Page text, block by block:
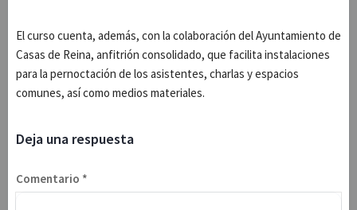
El curso cuenta, además, con la colaboración del Ayuntamiento de
Casas de Reina, anfitrión consolidado, que facilita instalaciones
para la pernoctación de los asistentes, charlas y espacios
comunes, así como medios materiales.
Deja una respuesta
Comentario *